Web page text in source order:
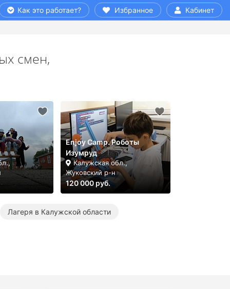
Как это работает? Избранное Кабинет
смен,
Enjoy Camp. Роботы
Изумруд
Калужская обл.,
Жуковский р-н
120 000 руб.
Лагеря в Калужской области